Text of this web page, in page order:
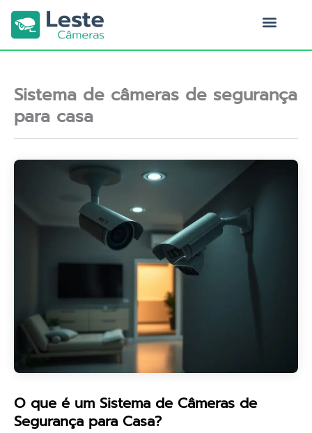
para
conteúdo
Sistema de câmeras de segurança
para casa
O que é um Sistema de Câmeras de
Segurança para Casa?